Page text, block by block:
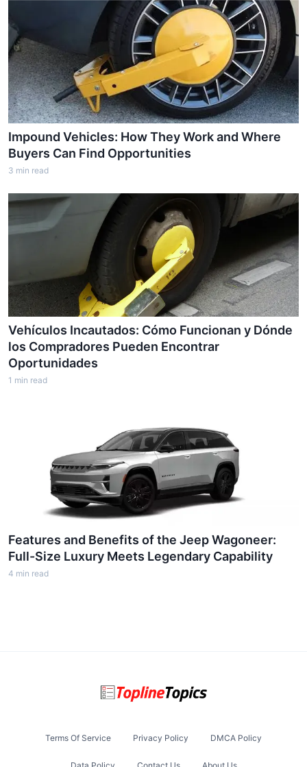
Impound Vehicles: How They Work and Where
Buyers Can Find Opportunities
3 min read
Vehículos Incautados: Cómo Funcionan y Dónde
los Compradores Pueden Encontrar
Oportunidades
1 min read
Features and Benefits of the Jeep Wagoneer:
Full-Size Luxury Meets Legendary Capability
4 min read
Terms Of Service Privacy Policy DMCA Policy